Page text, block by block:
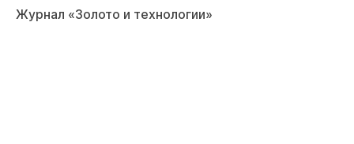
Журнал «Золото и технологии»